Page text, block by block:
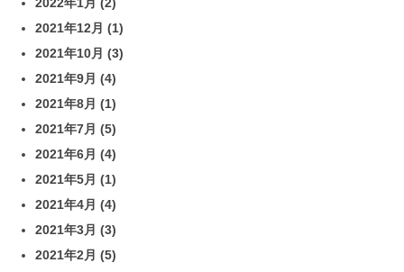
2022年1月 (2)
2021年12月 (1)
2021年10月 (3)
2021年9月 (4)
2021年8月 (1)
2021年7月 (5)
2021年6月 (4)
2021年5月 (1)
2021年4月 (4)
2021年3月 (3)
2021年2月 (5)